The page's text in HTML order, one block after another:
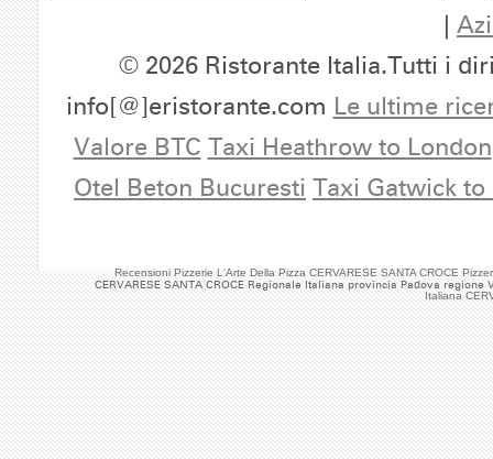
Recensioni Pizzerie L'Arte Della Pizza CERVARESE SANTA CROCE
CERVARESE SANTA CROCE Regionale Italiana provincia Padova regione
Italiana
|
© 2026 Ristorante Italia.Tutti i
info[@]eristorante.com Le ultime
Valore BTC Taxi Heathrow to London
Otel Beton Bucuresti Taxi Gatwick to